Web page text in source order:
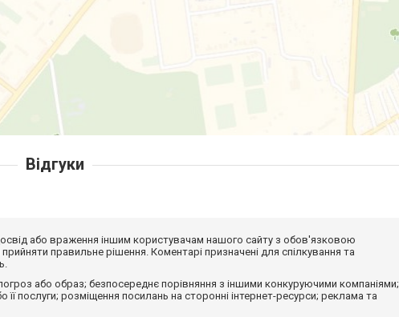
Відгуки
або враження іншим користувачам нашого сайту з обов'язковою
правильне рішення. Коментарі призначені для спілкування та
або образ; безпосереднє порівняння з іншими конкуруючими компаніями;
її послуги; розміщення посилань на сторонні інтернет-ресурси; реклама та